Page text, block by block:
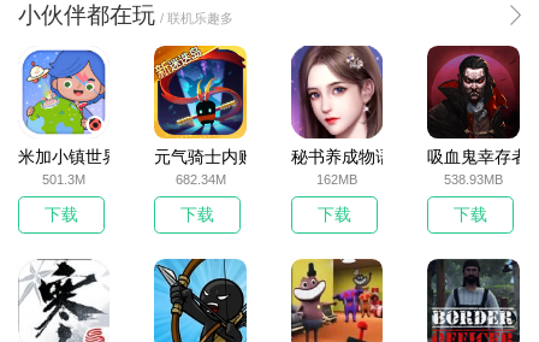
小伙伴都在玩 / 联机乐趣多
米加小镇世界2025官方版
501.3M
下载
元气骑士内购破解版
682.34M
下载
秘书养成物语
162MB
下载
吸血鬼幸存者
538.93MB
下载